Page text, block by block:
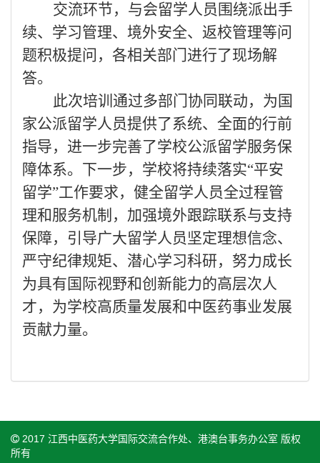
交流环节，与会留学人员围绕派出手
续、学习管理、境外安全、返校管理等问
题积极提问，各相关部门进行了现场解
答。
此次培训通过多部门协同联动，为国
家公派留学人员提供了系统、全面的行前
指导，进一步完善了学校公派留学服务保
障体系。下一步，学校将持续落实“平安
留学”工作要求，健全留学人员全过程管
理和服务机制，加强境外跟踪联系与支持
保障，引导广大留学人员坚定理想信念、
严守纪律规矩、潜心学习科研，努力成长
为具有国际视野和创新能力的高层次人
才，为学校高质量发展和中医药事业发展
贡献力量。
2017 江西中医药大学国际交流合作处、港澳台事务办公室 版权
所有